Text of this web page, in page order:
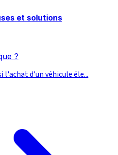
et solutions
?
l'achat d'un véhicule éle...